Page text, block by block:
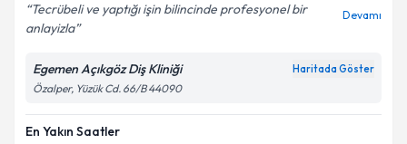
Tecrübeli ve yaptığı işin bilincinde profesyonel bir
anlayizla
Devamı
Egemen Açıkgöz Diş Kliniği Haritada Göster
Özalper, Yüzük Cd. 66/B 44090
En Yakın Saatler